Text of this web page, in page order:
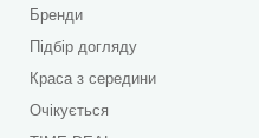
Бренди
Підбір догляду
Краса з середини
Очікується